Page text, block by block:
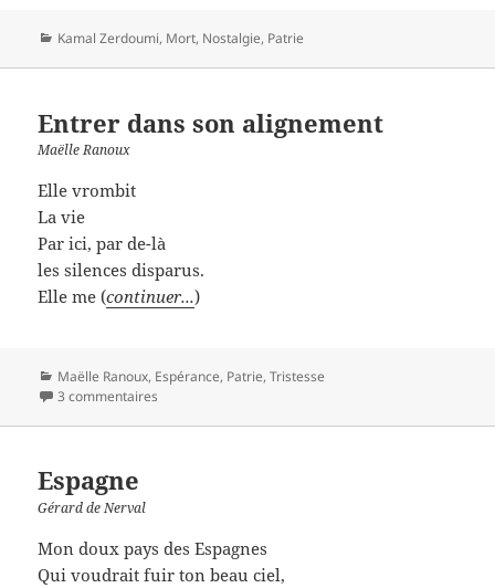
Catégories
Kamal Zerdoumi, Mort, Nostalgie, Patrie
Entrer dans son alignement
Maëlle Ranoux
Elle vrombit
La vie
Par ici, par de-là
les silences disparus.
Elle me (continuer...)
Catégories
Maëlle Ranoux, Espérance, Patrie,Tristesse
3 commentaires
Espagne
Gérard de Nerval
Mon doux pays des Espagnes
Qui voudrait fuir ton beau ciel,